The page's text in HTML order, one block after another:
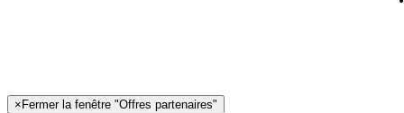
× Fermer la fenêtre "Offres partenaires"